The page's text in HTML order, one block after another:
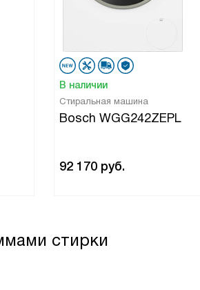
В наличии
Стиральная машина
Bosch WGG242ZEPL
92 170 руб.
стирки